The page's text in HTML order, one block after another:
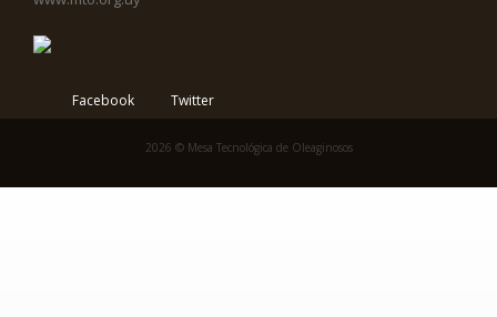
Facebook Twitter
2026 © Mesa Tecnológica de Oleaginosos